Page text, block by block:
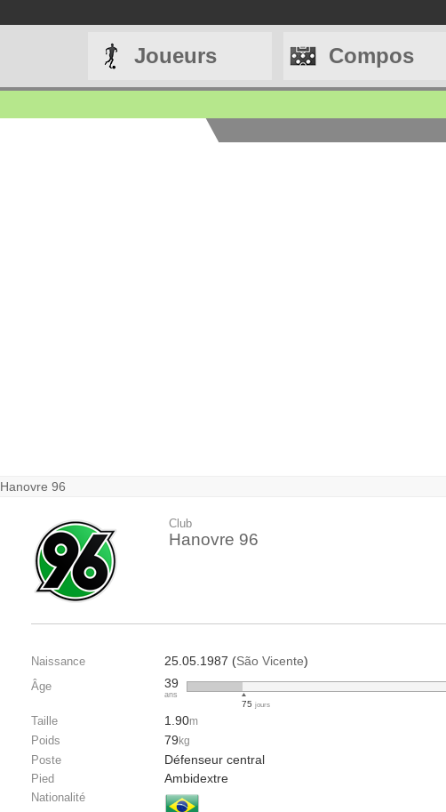
Joueurs Compos
Hanovre 96
Club
Hanovre 96
Naissance 25.05.1987 (São Vicente)
Âge 39
ans
75jours
Taille 1.90m
Poids 79 kg
Poste Défenseur central
Pied Ambidextre
Nationalité